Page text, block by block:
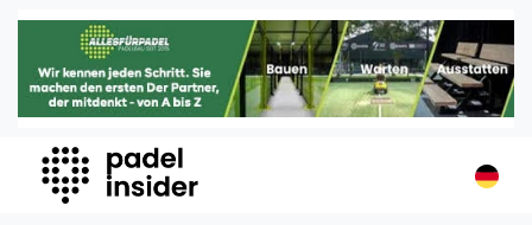
Padel Insider
Home
Organisationen
Buchungssysteme